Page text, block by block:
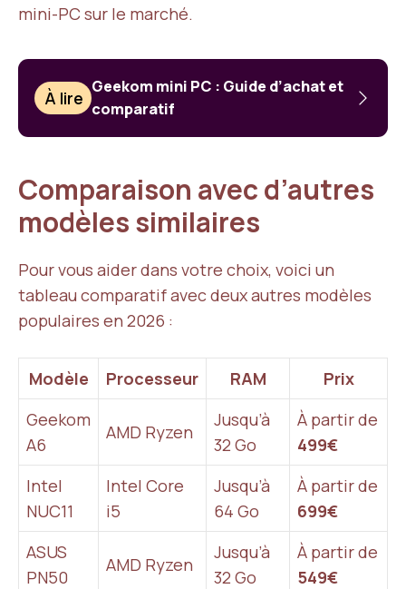
mini-PC sur le marché.
À lire
Geekom mini PC : Guide d’achat et
comparatif
Comparaison avec d’autres
modèles similaires
Pour vous aider dans votre choix, voici un
tableau comparatif avec deux autres modèles
populaires en 2026 :
Modèle Processeur RAM
Prix
Geekom
A6
AMD Ryzen
Jusqu’à
32 Go
À partir de
499€
Intel
NUC11
Intel Core
i5
Jusqu’à
64 Go
À partir de
699€
ASUS
PN50
AMD Ryzen
Jusqu’à
32 Go
À partir de
549€